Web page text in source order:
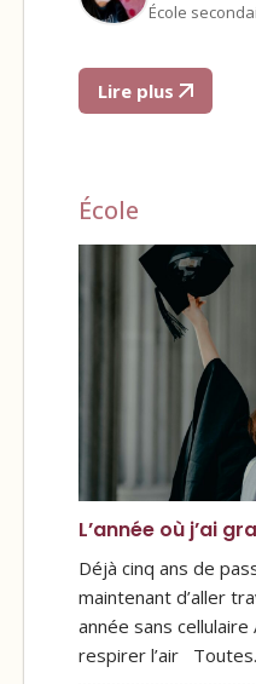
École
Lire plus
École
L’année où j’ai
Déjà cinq ans de
maintenant d’aller
année sans
respirer l’air